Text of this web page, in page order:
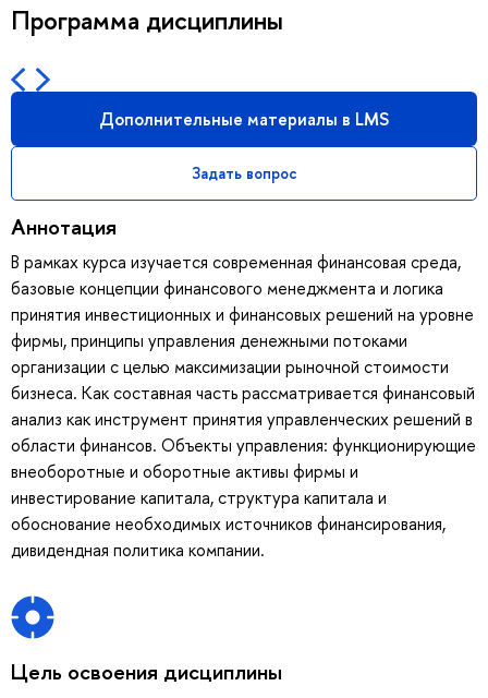
Программа дисциплины
Дополнительные материалы в LMS
Задать вопрос
Аннотация
В рамках курса изучается современная финансовая среда,
базовые концепции финансового менеджмента и логика
принятия инвестиционных и финансовых решений на уровне
фирмы, принципы управления денежными потоками
организации с целью максимизации рыночной стоимости
бизнеса. Как составная часть рассматривается финансовый
анализ как инструмент принятия управленческих решений в
области финансов. Объекты управления: функционирующие
внеоборотные и оборотные активы фирмы и
инвестирование капитала, структура капитала и
обоснование необходимых источников финансирования,
дивидендная политика компании.
Цель освоения дисциплины